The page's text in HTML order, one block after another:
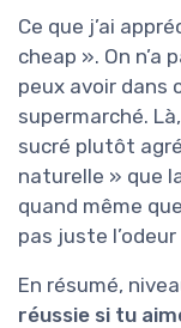
Ce que j’ai
cheap ». On n’a
peux avoir dans
supermarché.
sucré plutôt
naturelle » que
quand même
pas juste
En résumé,
réussie si tu